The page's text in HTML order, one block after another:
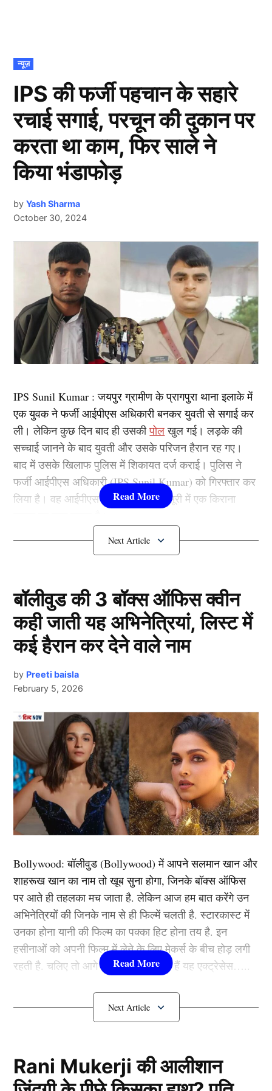
POSTED
IN
न्यूज़
IPS की फर्जी पहचान के सहारे
रचाई सगाई, परचून की दुकान पर
करता था काम, फिर साले ने
किया भंडाफोड़
by Yash Sharma
October 30, 2024
IPS Sunil Kumar : जयपुर ग्रामीण के प्रागपुरा थाना इलाके में
एक युवक ने फर्जी आईपीएस अधिकारी बनकर युवती से सगाई कर
ली। लेकिन कुछ दिन बाद ही उसकीपोलखुल गई। लड़के की
सच्चाई जानने के बाद युवती और उसके परिजन हैरान रह गए।
बाद में उसके खिलाफ पुलिस में शिकायत दर्ज कराई। पुलिस ने
फर्जी आईपीएस अधिकारी (IPS Sunil Kumar) को गिरफ्तार कर
लिया है। वह आईपीएस के ट्रेनिंग सेंटर मसूरी में एक किराना
आईपीएस अधिकारी बन लड़की से की सगाई
वहीं, बद्री प्रसाद चौहान ने पुलिस को बताया कि वह अपनी बेटी
के लिए लड़का ढूंढ रहा था। उसे समाज के लोगों से सुनील कुमार
(IPS Sunil Kumar) के बारे में पता चला। सुनील कुमार ने
कांस्टेबल के पद पर काम कर चुका है। इसके बाद उसका इनकम
टैक्स में चयन हो गया और फिर वह अलवर में नौकरी करने लगा।
पुलिस के मुताबिक गिरफ्तार युवक सुनील हमीरपुर गांव का रहने
वाला है। युवती के पिता ने इस संबंध में रिपोर्ट दर्ज कराई थी।
UPSC में हुआ असफल तो बना नकली
अधिकारी
Next Article
बॉलीवुड की 3 बॉक्स ऑफिस क्वीन
कही जाती यह अभिनेत्रियां, लिस्ट में
कई हैरान कर देने वाले नाम
by Preeti baisla
February 5, 2026
Bollywood:बॉलीवुड (Bollywood)में आपने सलमान खान और
शाहरूख खान का नाम तो खूब सुना होगा, जिनके बॉक्स ऑफिस
पर आते ही तहलका मच जाता है. लेकिन आज हम बात करेंगे उन
अभिनेत्रियों की जिनके नाम से ही फिल्में चलती है. स्टारकास्ट में
उनका होना यानी की फिल्म का पक्का हिट होना तय है. इन
हसीनाओं को अपनी फिल्म में लेने के लिए मेकर्स के बीच होड़ लगी
रहती है. चलिए तो आगे जानते हैं कौन-कौन हैं यह एक्ट्रेसेस…..
कौन हैंBollywood की यह हसीनाएं?
Padukone)
Rani Mukerji की आलीशान